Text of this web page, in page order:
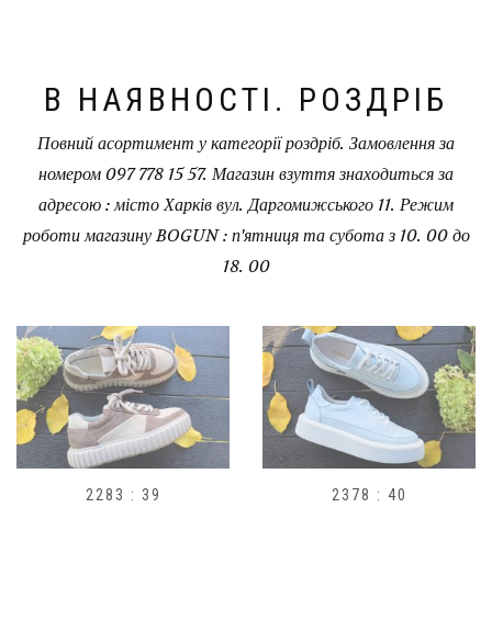
В НАЯВНОСТІ. РОЗДРІБ
Повний асортимент у категорії роздріб. Замовлення за
номером 097 778 15 57. Магазин взуття знаходиться за
адресою : місто Харків вул. Даргомижського 11. Режим
роботи магазину BOGUN : п'ятниця та субота з 10. 00 до
18. 00
2283 : 39 2378 : 40